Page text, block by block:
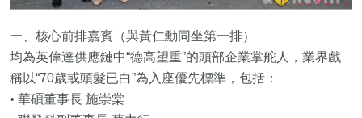
一、核心前排嘉賓（與黃仁勳同坐第一排）
均為英偉達供應鏈中“德高望重”的頭部企業掌舵人，業界戲
稱以“70歲或頭髮已白”為入座優先標準，包括：
• 華碩董事長 施崇棠